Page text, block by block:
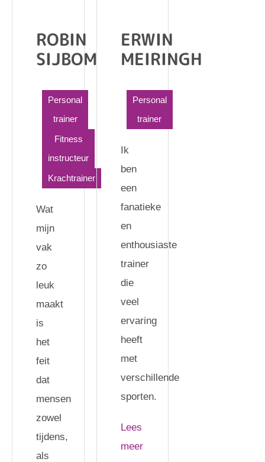
ROBIN
SIJBOM
Personal
trainer
Fitness
instructeur
Krachtrainer
Wat
mijn
vak
zo
leuk
maakt
is
het
feit
dat
mensen
zowel
tijdens,
als
ERWIN
MEIRINGH
Personal
trainer
Ik
ben
een
fanatieke
en
enthousiaste
trainer
die
veel
ervaring
heeft
met
verschillende
sporten.
Lees
meer